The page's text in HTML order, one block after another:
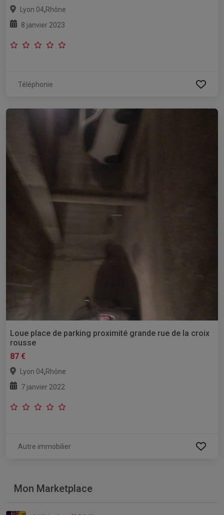
Lyon 04,Rhône
8 janvier 2023
Téléphonie
Loue place de parking proximité grande rue de la croix
rousse
87 €
Lyon 04,Rhône
7 janvier 2022
Autre immobilier
Mon Marketplace